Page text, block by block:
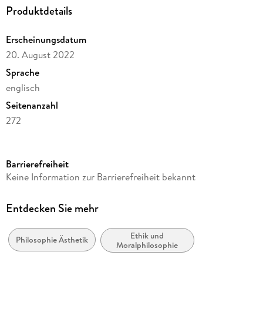
Produktdetails
Erscheinungsdatum
20. August 2022
Sprache
englisch
Seitenanzahl
272
Autor/Autorin
Verlag/Hersteller
Abbildungen
X, 260 p.
Barrierefreiheit
Keine Information zur Barrierefreiheit bekannt
Entdecken Sie mehr
Philosophie Ästhetik
Ethik und
Moralphilosophie